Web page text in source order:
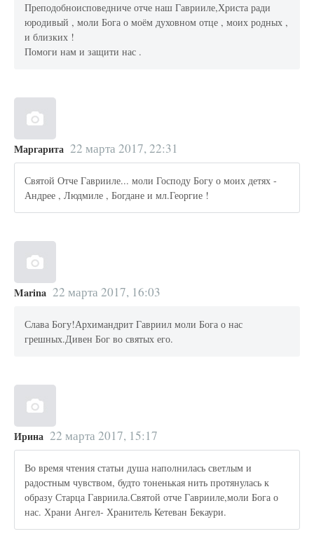
Преподобноисповедниче отче наш Гаврииле,Христа ради
юродивый , моли Бога о моём духовном отце , моих родных ,
и близких !
Помоги нам и защити нас .
Маргарита 22 марта 2017, 22:31
Святой Отче Гаврииле... моли Господу Богу о моих детях -
Андрее , Людмиле , Богдане и мл.Георгие !
Marina 22 марта 2017, 16:03
Слава Богу!Архимандрит Гавриил моли Бога о нас
грешных.Дивен Бог во святых его.
Ирина 22 марта 2017, 15:17
Во время чтения статьи душа наполнилась светлым и
радостным чувством, будто тоненькая нить протянулась к
образу Старца Гавриила.Святой отче Гаврииле,моли Бога о
нас. Храни Ангел- Хранитель Кетеван Бекаури.